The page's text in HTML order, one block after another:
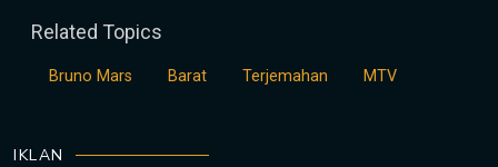
Related Topics
Bruno Mars Barat Terjemahan MTV
IKLAN